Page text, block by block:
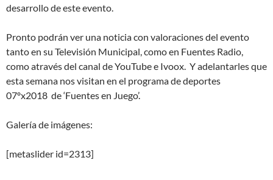
desarrollo de este evento.
Pronto podrán ver una noticia con valoraciones del evento
tanto en su Televisión Municipal, como en Fuentes Radio,
como através del canal de YouTube e Ivoox. Y adelantarles que
esta semana nos visitan en el programa de deportes
07ºx2018 de ‘Fuentes en Juego’.
Galería de imágenes:
[metaslider id=2313]